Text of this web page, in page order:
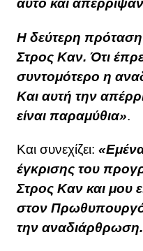
αυτό και
Η δεύτερη πρόταση
Στρος Καν. Ότι
συντομότερο η
Και αυτή την
είναι παραμύθια».
Και συνεχίζει:
έγκρισης του
Στρος Καν και μου
στον
την αναδιάρθρωση.